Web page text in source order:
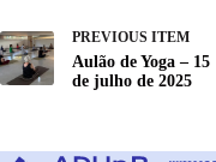
PREVIOUS ITEM
Aulão de Yoga – 15
de julho de 2025